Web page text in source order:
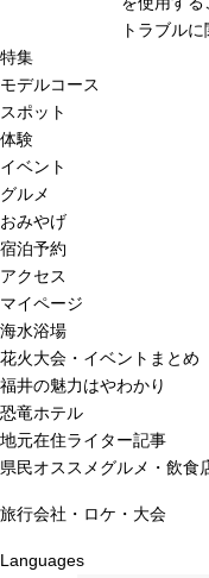
トラブル
特集
モデルコース
スポット
体験
イベント
グルメ
おみやげ
宿泊予約
アクセス
マイページ
海水浴場
花火大会・イベントまとめ
福井の魅力はやわかり
恐竜ホテル
地元在住ライター記事
県民オススメグルメ・飲食
旅行会社・ロケ・大会
Languages